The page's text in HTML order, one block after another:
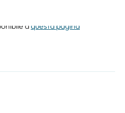
aquesta pagina